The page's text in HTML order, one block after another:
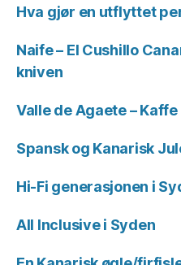
Hva gjør en utflyttet
Naife – El Cushillo
kniven
Valle de Agaete – Kaffe
Spansk og Kanarisk
Hi-Fi generasjonen i
All Inclusive i Syden